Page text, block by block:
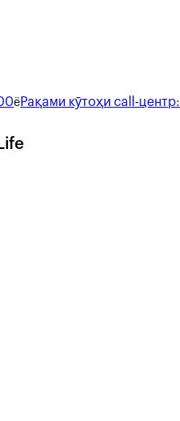
ёРақами кӯтоҳи call-центр: